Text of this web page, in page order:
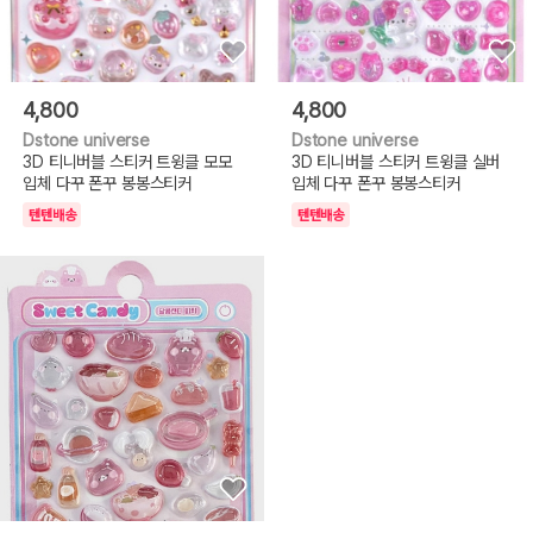
4,800
Dstone universe
3D 티니버블 스티커 트윙클 모모
입체 다꾸 폰꾸 봉봉스티커
텐텐배송
4,800
Dstone universe
3D 티니버블 스티커 트윙클 실버
입체 다꾸 폰꾸 봉봉스티커
텐텐배송